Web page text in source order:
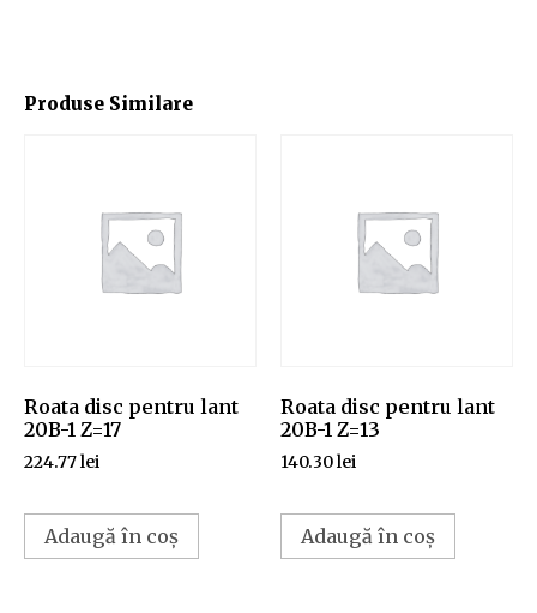
Produse Similare
Roata disc pentru lant
20B-1 Z=17
224.77lei
Adaugă în coș
Roata disc pentru lant
20B-1 Z=13
140.30lei
Adaugă în coș